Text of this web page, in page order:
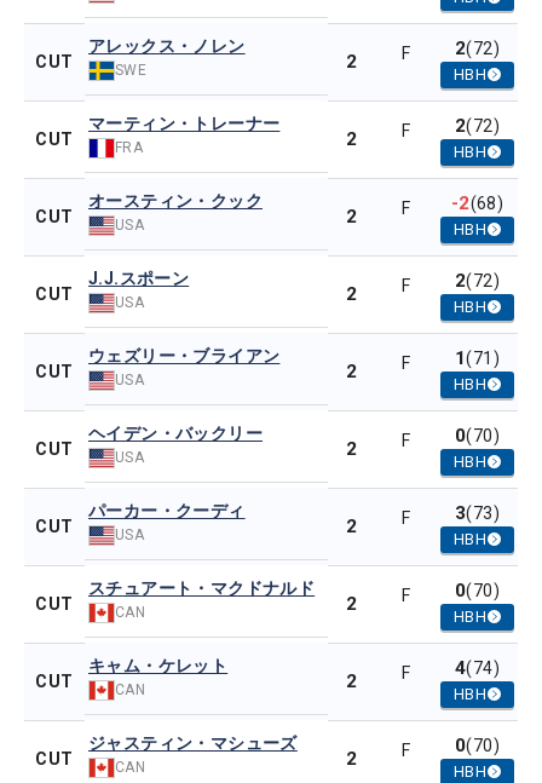
CUT
アレックス・ノレン
SWE 2 F 2(72)
HBH
CUT
マーティン・トレーナー
FRA 2 F 2(72)
HBH
CUT
オースティン・クック
USA 2 F -2(68)
HBH
CUT
J.J.スポーン
USA 2 F 2(72)
HBH
CUT
ウェズリー・ブライアン
USA 2 F 1(71)
HBH
CUT
ヘイデン・バックリー
USA 2 F 0(70)
HBH
CUT
パーカー・クーディ
USA 2 F 3(73)
HBH
CUT
スチュアート・マクドナルド
CAN 2 F 0(70)
HBH
CUT
キャム・ケレット
CAN 2 F 4(74)
HBH
CUT
ジャスティン・マシューズ
CAN 2 F 0(70)
HBH